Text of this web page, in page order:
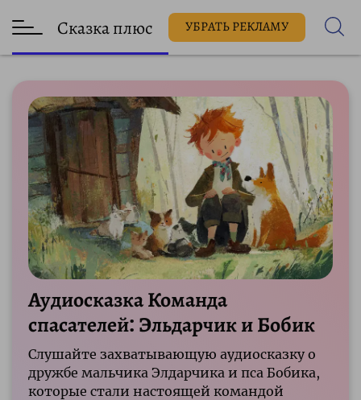
Сказка плюс УБРАТЬ РЕКЛАМУ
Аудиосказка Команда
спасателей: Эльдарчик и Бобик
Слушайте захватывающую аудиосказку о
дружбе мальчика Элдарчика и пса Бобика,
которые стали настоящей командой